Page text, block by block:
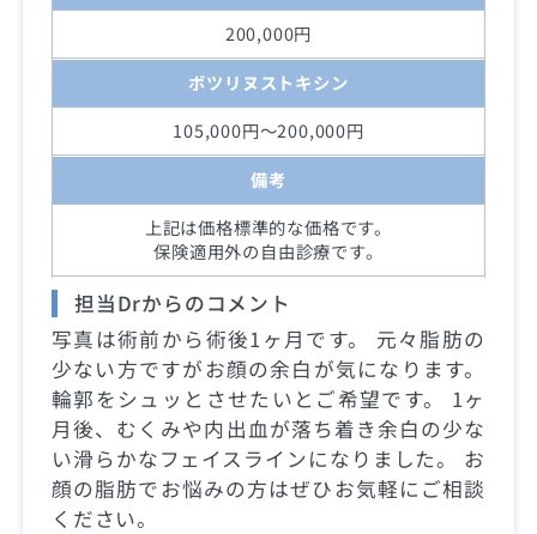
200,000円
ボツリヌストキシン
105,000円～200,000円
備考
上記は価格標準的な価格です。
保険適用外の自由診療です。
担当Drからのコメント
写真は術前から術後1ヶ月です。 元々脂肪の
少ない方ですがお顔の余白が気になります。
輪郭をシュッとさせたいとご希望です。 1ヶ
月後、むくみや内出血が落ち着き余白の少な
い滑らかなフェイスラインになりました。 お
顔の脂肪でお悩みの方はぜひお気軽にご相談
ください。